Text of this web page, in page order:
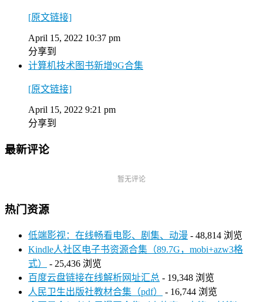
[原文链接]
April 15, 2022 10:37 pm
分享到
计算机技术图书新增9G合集
[原文链接]
April 15, 2022 9:21 pm
分享到
最新评论
暂无评论
热门资源
低端影视：在线畅看电影、剧集、动漫 - 48,814 浏览
Kindle人社区电子书资源合集（89.7G，mobi+azw3格
式）
- 25,436 浏览
百度云盘链接在线解析网址汇总 - 19,348 浏览
人民卫生出版社教材合集（pdf）
- 16,744 浏览